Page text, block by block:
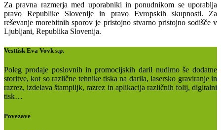
Za pravna razmerja med uporabniki in ponudnikom se uporablja
pravo Republike Slovenije in pravo Evropskih skupnosti. Za
reševanje morebitnih sporov je pristojno stvarno pristojno sodišče v
Ljubljani, Republika Slovenija.
Vesttisk Eva Vovk s.p.
Poleg prodaje poslovnih in promocijskih daril nudimo še dodatne
storitve, kot so različne tehnike tiska na darila, lasersko graviranje in
razrez, izdelava štampiljk, razrez in aplikacija različnih folij, digitalni
tisk…
Povezave